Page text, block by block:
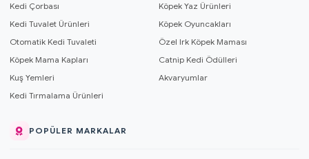
Kedi Çorbası
Köpek Yaz Ürünleri
Kedi Tuvalet Ürünleri
Köpek Oyuncakları
Otomatik Kedi Tuvaleti
Özel Irk Köpek Maması
Köpek Mama Kapları
Catnip Kedi Ödülleri
Kuş Yemleri
Akvaryumlar
Kedi Tırmalama Ürünleri
POPÜLER MARKALAR